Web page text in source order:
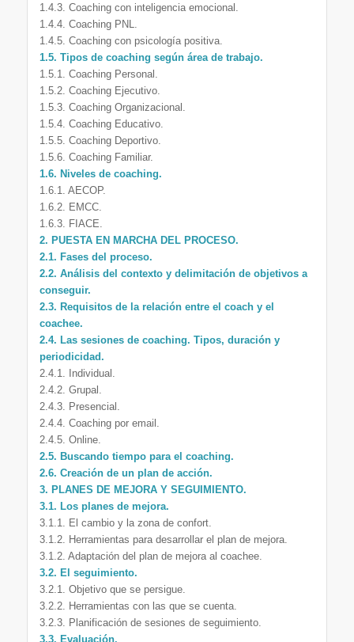
1.4.3. Coaching con inteligencia emocional.
1.4.4. Coaching PNL.
1.4.5. Coaching con psicología positiva.
1.5. Tipos de coaching según área de trabajo.
1.5.1. Coaching Personal.
1.5.2. Coaching Ejecutivo.
1.5.3. Coaching Organizacional.
1.5.4. Coaching Educativo.
1.5.5. Coaching Deportivo.
1.5.6. Coaching Familiar.
1.6. Niveles de coaching.
1.6.1. AECOP.
1.6.2. EMCC.
1.6.3. FIACE.
2. PUESTA EN MARCHA DEL PROCESO.
2.1. Fases del proceso.
2.2. Análisis del contexto y delimitación de objetivos a
conseguir.
2.3. Requisitos de la relación entre el coach y el
coachee.
2.4. Las sesiones de coaching. Tipos, duración y
periodicidad.
2.4.1. Individual.
2.4.2. Grupal.
2.4.3. Presencial.
2.4.4. Coaching por email.
2.4.5. Online.
2.5. Buscando tiempo para el coaching.
2.6. Creación de un plan de acción.
3. PLANES DE MEJORA Y SEGUIMIENTO.
3.1. Los planes de mejora.
3.1.1. El cambio y la zona de confort.
3.1.2. Herramientas para desarrollar el plan de mejora.
3.1.2. Adaptación del plan de mejora al coachee.
3.2. El seguimiento.
3.2.1. Objetivo que se persigue.
3.2.2. Herramientas con las que se cuenta.
3.2.3. Planificación de sesiones de seguimiento.
3.3. Evaluación.